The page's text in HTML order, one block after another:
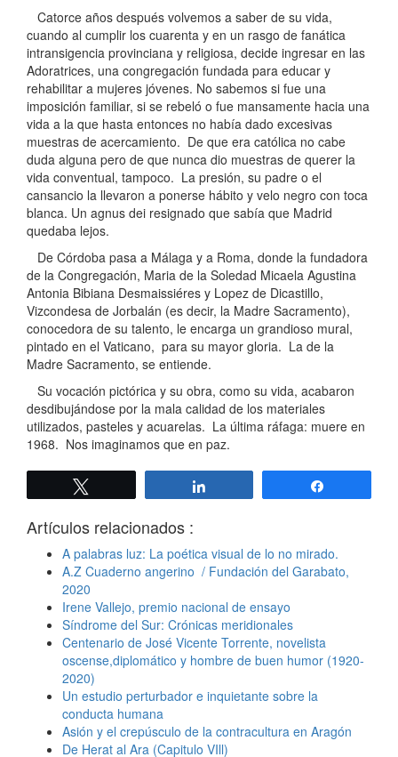
Catorce años después volvemos a saber de su vida,
cuando al cumplir los cuarenta y en un rasgo de fanática
intransigencia provinciana y religiosa, decide ingresar en las
Adoratrices, una congregación fundada para educar y
rehabilitar a mujeres jóvenes. No sabemos si fue una
imposición familiar, si se rebeló o fue mansamente hacia una
vida a la que hasta entonces no había dado excesivas
muestras de acercamiento. De que era católica no cabe
duda alguna pero de que nunca dio muestras de querer la
vida conventual, tampoco. La presión, su padre o el
cansancio la llevaron a ponerse hábito y velo negro con toca
blanca. Un agnus dei resignado que sabía que Madrid
quedaba lejos.
De Córdoba pasa a Málaga y a Roma, donde la fundadora
de la Congregación, Maria de la Soledad Micaela Agustina
Antonia Bibiana Desmaissiéres y Lopez de Dicastillo,
Vizcondesa de Jorbalán (es decir, la Madre Sacramento),
conocedora de su talento, le encarga un grandioso mural,
pintado en el Vaticano, para su mayor gloria. La de la
Madre Sacramento, se entiende.
Su vocación pictórica y su obra, como su vida, acabaron
desdibujándose por la mala calidad de los materiales
utilizados, pasteles y acuarelas. La última ráfaga: muere en
1968. Nos imaginamos que en paz.
Artículos relacionados :
A palabras luz: La poética visual de lo no mirado.
A.Z Cuaderno angerino / Fundación del Garabato,
2020
Irene Vallejo, premio nacional de ensayo
Síndrome del Sur: Crónicas meridionales
Centenario de José Vicente Torrente, novelista
oscense,diplomático y hombre de buen humor (1920-
2020)
Un estudio perturbador e inquietante sobre la
conducta humana
Asión y el crepúsculo de la contracultura en Aragón
De Herat al Ara (Capitulo VIll)